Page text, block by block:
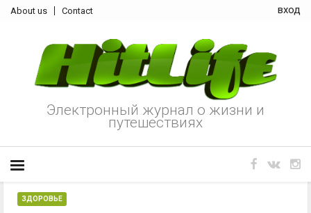
About us Contact вход
Электронный журнал о жизни и
путешествиях
ЗДОРОВЬЕ